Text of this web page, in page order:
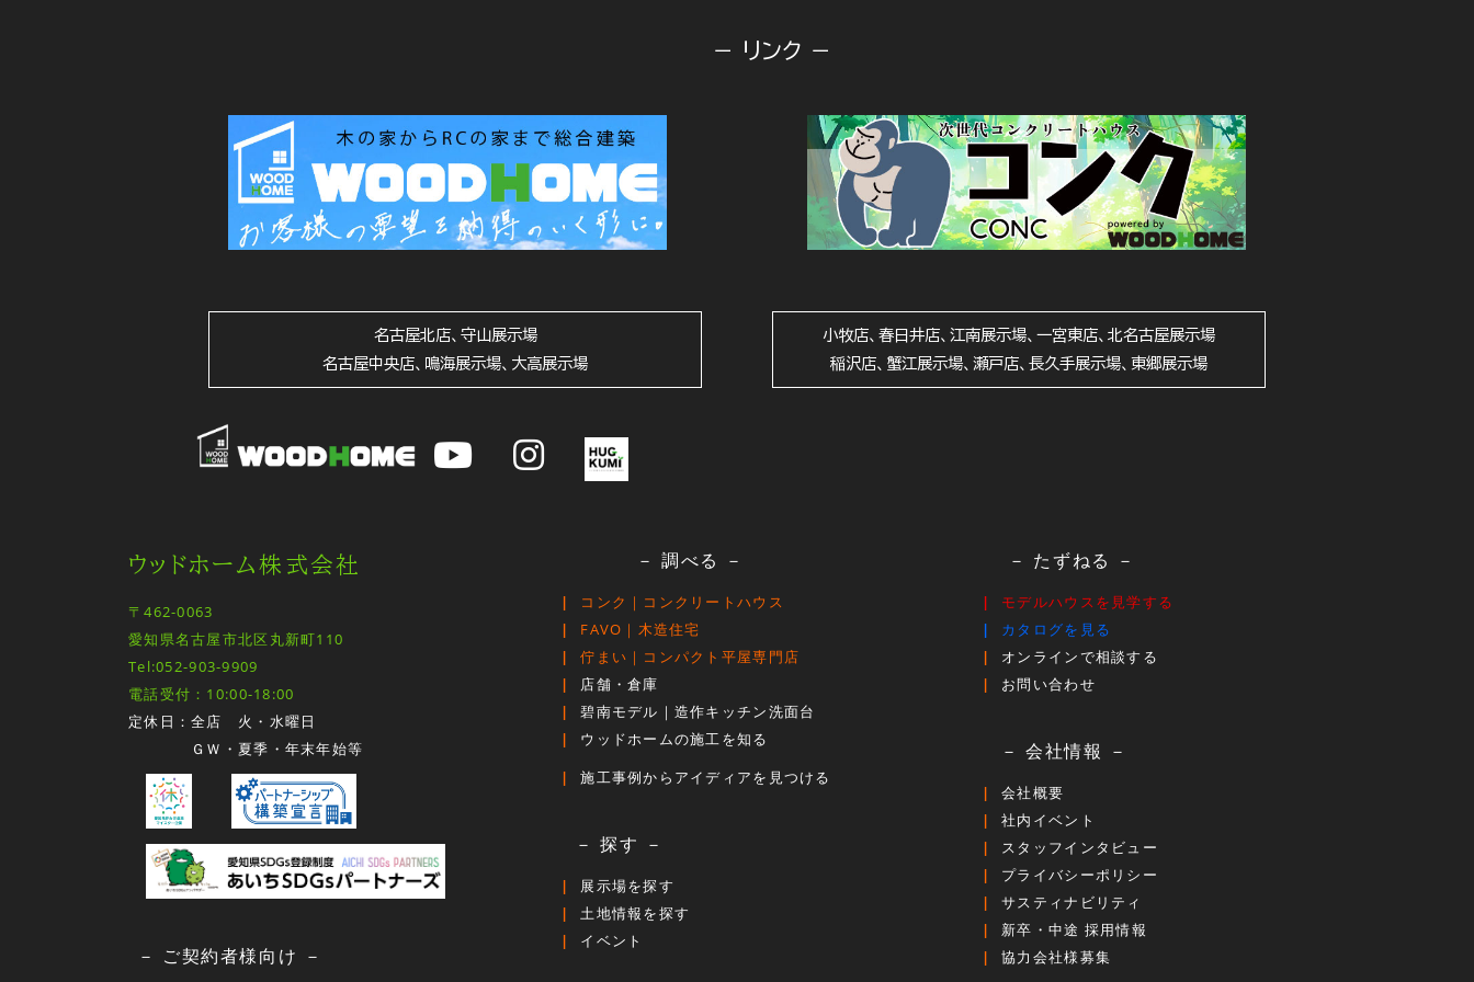
－ リンク －
名古屋北店、守山展示場
名古屋中央店、鳴海展示場、大高展示場
小牧店、春日井店、江南展示場、一宮東店、北名古屋展示場
稲沢店、蟹江展示場、瀬戸店、長久手展示場、東郷展示場
ウッドホーム株式会社
〒462-0063
愛知県名古屋市北区丸新町110
Tel:052-903-9909
電話受付：10:00-18:00
定休日：全店 火・水曜日
ＧＷ・夏季・年末年始等
－ ご契約者様向け －
－ 調べる －
コンク｜コンクリートハウス
FAVO｜木造住宅
佇まい｜コンパクト平屋専門店
店舗・倉庫
碧南モデル｜造作キッチン洗面台
ウッドホームの施工を知る
施工事例からアイディアを見つける
－ 探す －
展示場を探す
土地情報を探す
イベント
－ たずねる －
モデルハウスを見学する
カタログを見る
オンラインで相談する
お問い合わせ
－ 会社情報 －
会社概要
社内イベント
スタッフインタビュー
プライバシーポリシー
サスティナビリティ
新卒・中途 採用情報
協力会社様募集